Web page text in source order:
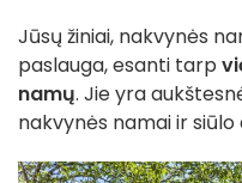
Jūsų žiniai, nakvynės
paslauga, esanti tarp
namų. Jie yra
nakvynės namai ir